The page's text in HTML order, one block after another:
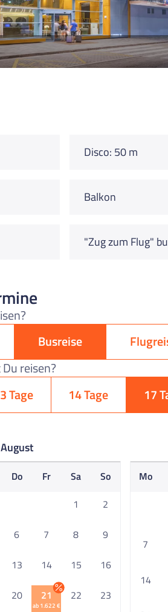
Disco: 50 m
Balkon
"Zug zum Flug"
Busreise
reisen?
Tage 14 Tage 17
August
Do Fr Sa
So
1
2
6 7 8 9
13 14 15 16
20 21
ab 1.622 €
22 23
Mo
7
14